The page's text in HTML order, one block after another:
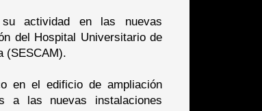
actividad en las nuevas
del Hospital Universitario de
(SESCAM).
en el edificio de ampliación
a las nuevas instalaciones